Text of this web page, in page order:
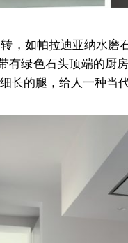
，如帕拉迪亚纳水
有绿色石头顶端的厨
长的腿，给人一种当代